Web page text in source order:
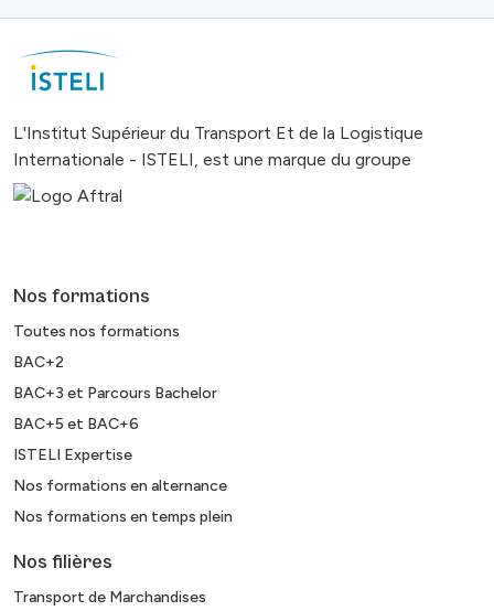
L'Institut Supérieur du Transport Et de la Logistique
Internationale - ISTELI, est une marque du groupe
Nos formations
Toutes nos formations
BAC+2
BAC+3 et Parcours Bachelor
BAC+5 et BAC+6
ISTELI Expertise
Nos formations en alternance
Nos formations en temps plein
Nos filières
Transport de Marchandises